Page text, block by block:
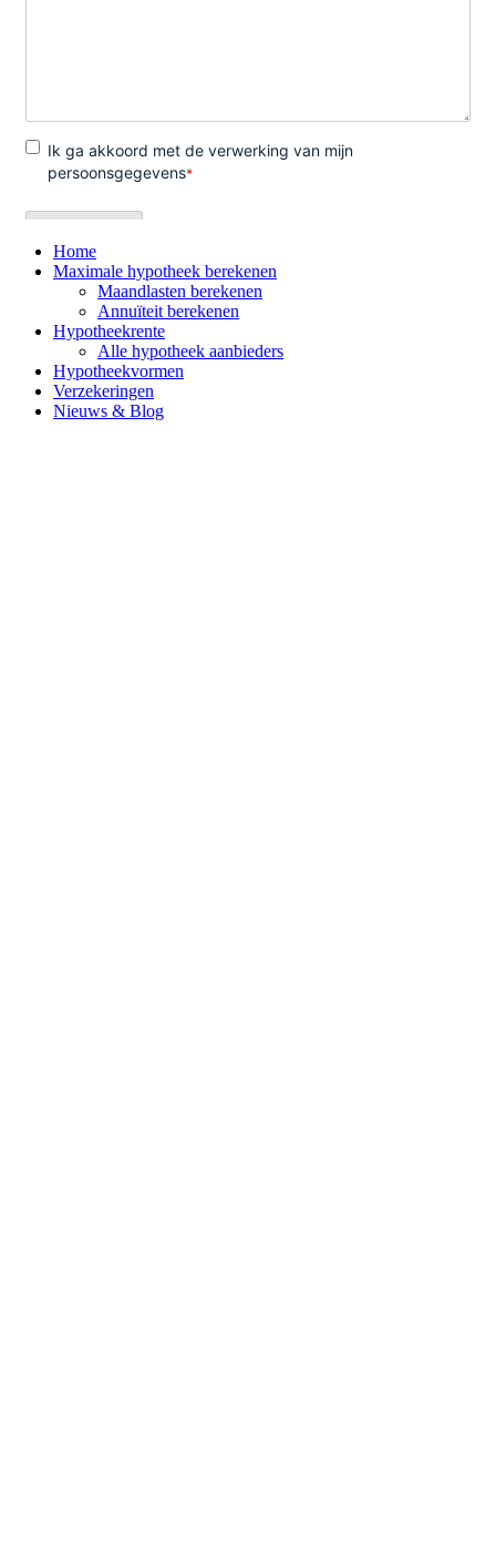
Home
Maximale hypotheek berekenen
Maandlasten berekenen
Annuïteit berekenen
Hypotheekrente
Alle hypotheek aanbieders
Hypotheekvormen
Verzekeringen
Nieuws & Blog